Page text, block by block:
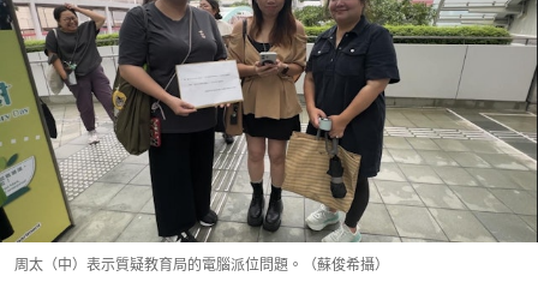
周太（中）表示質疑教育局的電腦派位問題。（蘇俊希攝）